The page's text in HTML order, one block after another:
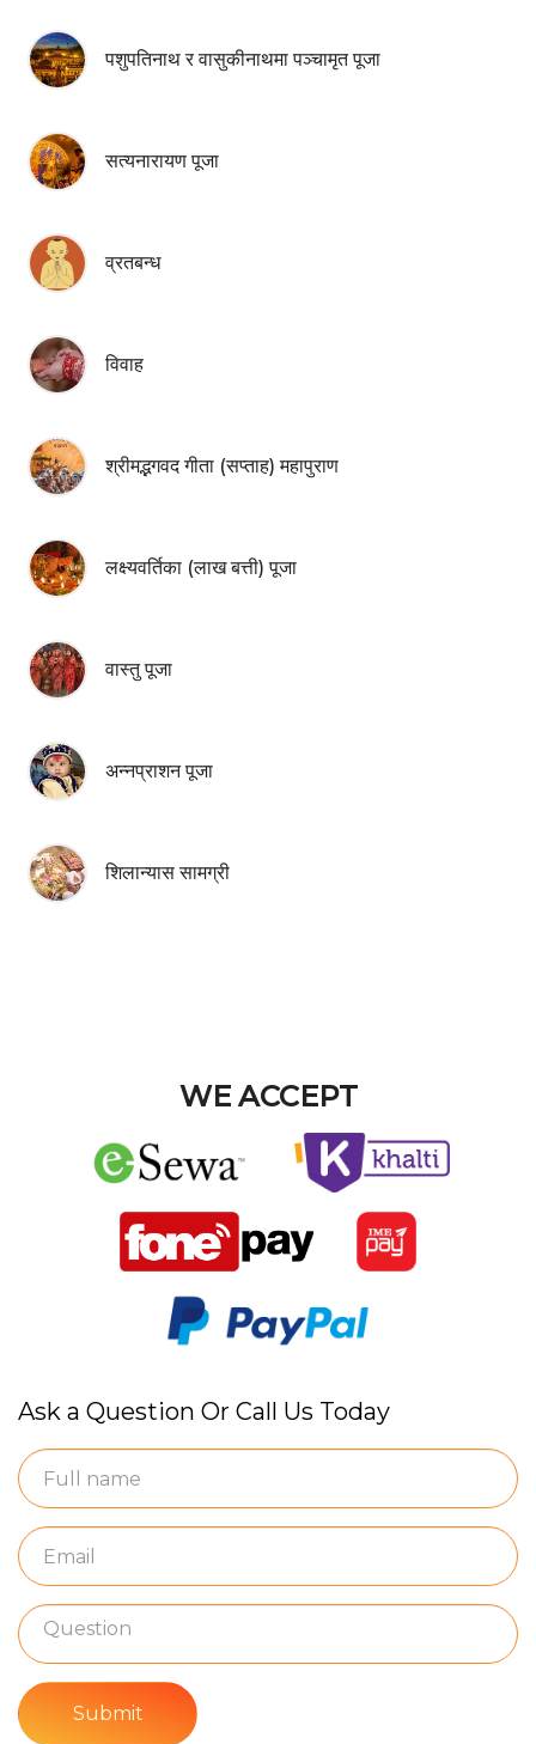
पशुपतिनाथ र वासुकीनाथमा पञ्चामृत पूजा
सत्यनारायण पूजा
व्रतबन्ध
विवाह
श्रीमद्भगवद गीता (सप्ताह) महापुराण
लक्ष्यवर्तिका (लाख बत्ती) पूजा
वास्तु पूजा
अन्नप्राशन पूजा
शिलान्यास सामग्री
WE ACCEPT
Ask a Question Or Call Us Today
Submit